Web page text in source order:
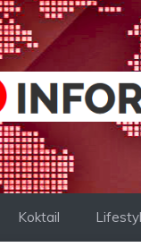
Koktail